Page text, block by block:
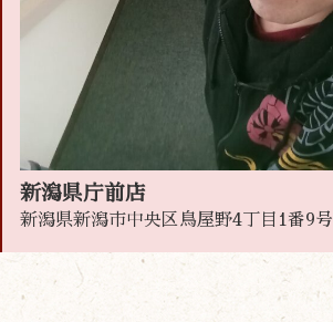
新潟県庁前店
新潟県新潟市中央区鳥屋野4丁目1番9号